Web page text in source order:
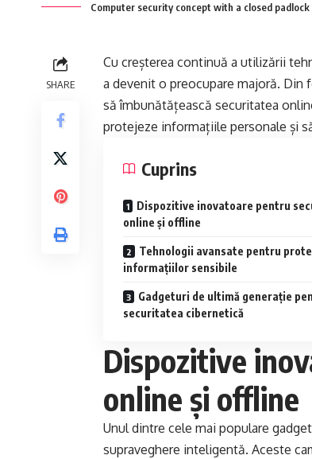
Computer security concept with a closed
SHARE
Cu creșterea continuă a utilizării
a devenit o preocupare majoră.
să îmbunătățească securitatea
protejeze informațiile personale și
Cuprins
Dispozitive inovatoare pentru
online și offline
Tehnologii avansate pentru
informațiilor sensibile
Gadgeturi de ultimă generație
securitatea cibernetică
Dispozitive
online și offline
Unul dintre cele mai populare
supraveghere inteligentă. Aceste